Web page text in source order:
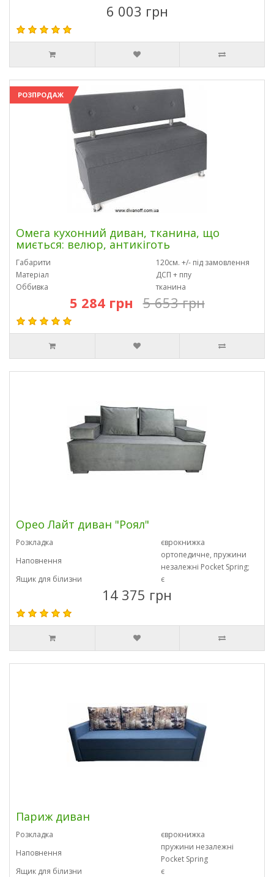
6 003 грн
РОЗПРОДАЖ
Омега кухонний диван, тканина, що
миється: велюр, антикіготь
Габарити
120см. +/- під замовлення
Матеріал
ДСП + ппу
Оббивка
тканина
5 284 грн 5 653 грн
Орео Лайт диван "Роял"
Розкладка
єврокнижка
Наповнення
ортопедичне, пружини
незалежні Pocket Spring;
Ящик для білизни
є
14 375 грн
Париж диван
Розкладка
єврокнижка
Наповнення
пружини незалежні
Pocket Spring
Ящик для білизни
є